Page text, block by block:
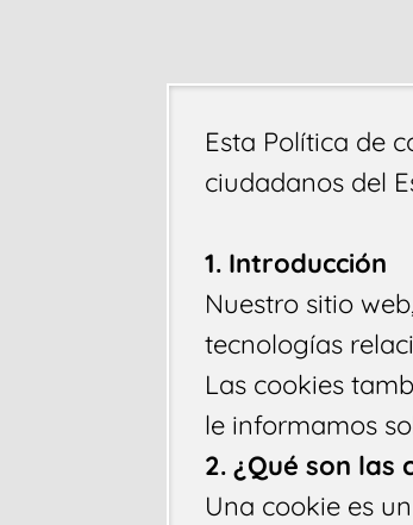
Esta Política de
ciudadanos del
1. Introducción
Nuestro sitio
tecnologías
Las cookies
le informamos
2. ¿Qué son las
Una cookie es